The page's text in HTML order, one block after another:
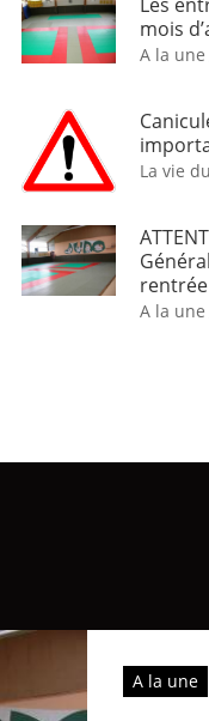
mois
A la une
La vie
rentrée
A la une
A la une